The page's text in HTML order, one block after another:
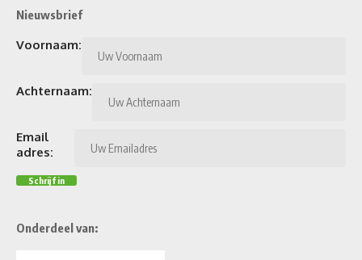
Nieuwsbrief
Voornaam:
Achternaam:
Email
adres:
Onderdeel van: